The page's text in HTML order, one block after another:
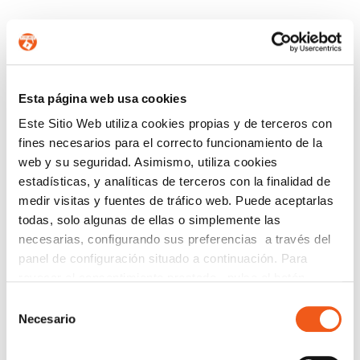
Esta página web usa cookies
Este Sitio Web utiliza cookies propias y de terceros con
fines necesarios para el correcto funcionamiento de la
web y su seguridad. Asimismo, utiliza cookies
estadísticas, y analíticas de terceros con la finalidad de
medir visitas y fuentes de tráfico web. Puede aceptarlas
todas, solo algunas de ellas o simplemente las
necesarias, configurando sus preferencias a través del
panel de configuración situado a continuación. Para
consultar nuestra política de cookies
política de cookies
Necesario
Nombre
Teléfono de contacto
e-mail
Provincia (opcional)